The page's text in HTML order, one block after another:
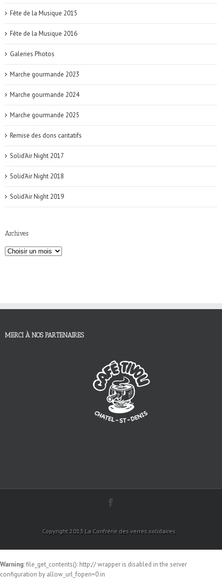
Fête de la Musique 2015
Fête de la Musique 2016
Galeries Photos
Marche gourmande 2023
Marche gourmande 2024
Marche gourmande 2025
Remise des dons caritatifs
Solid'Air Night 2017
Solid'Air Night 2018
Solid'Air Night 2019
Archives
MERCI À NOS PARTENAIRES
Copyright 2013 La Confrérie des verres solidaires
Warning: file_get_contents(): http:// wrapper is disabled in the server
configuration by allow_url_fopen=0 in